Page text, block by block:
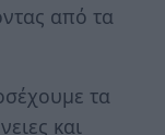
από τα
τα
και